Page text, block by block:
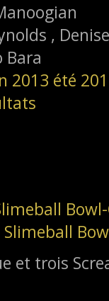
,
Bara
2013 été
et trois